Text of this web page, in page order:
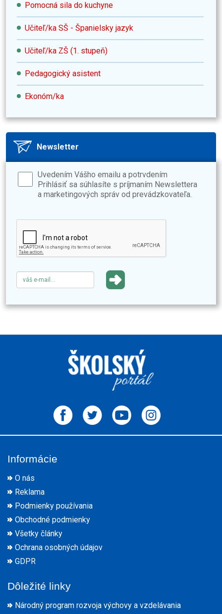
Pomocná sila do kuchyne
Učiteľ/ka SŠ - Španielsky jazyk
Učiteľ/ka ZŠ (1. stupeň)
Pedagogický asistent
Ekonóm/ka
Newsletter
Uvedením Vášho emailu a potrvdením
Prihlásiť sa súhlasíte s príjmaním Newslettera
a marketingových správ od prevádzkovateľa.
Informácie
O nás
Reklama
Podmienky používania
Obchodné podmienky
Všetky články
Ochrana osobných údajov
GDPR
Dôležité linky
Národný program rozvoja výchovy a vzdelávania